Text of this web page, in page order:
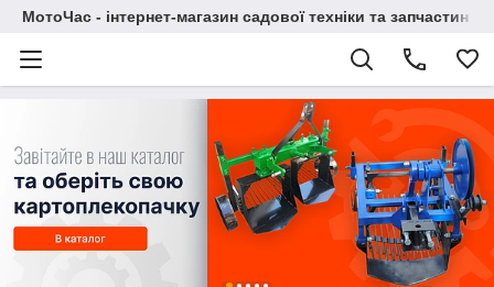
МотоЧас - інтернет-магазин садової техніки та запчастин